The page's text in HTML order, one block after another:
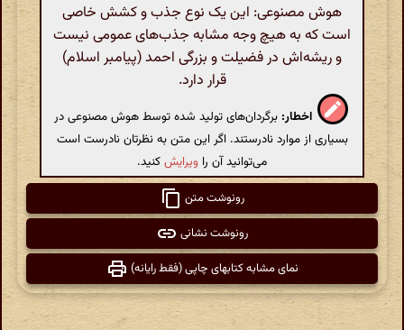
هوش مصنوعی: این یک نوع جذب و کشش خاصی
است که به هیچ وجه مشابه جذب‌های عمومی نیست
و ریشه‌اش در فضیلت و بزرگی احمد (پیامبر اسلام)
قرار دارد.
اخطار: برگردان‌های تولید شده توسط هوش مصنوعی در
بسیاری از موارد نادرستند. اگر این متن به نظرتان نادرست است
می‌توانید آن را ویرایشکنید.
رونوشت متن
رونوشت نشانی
نمای مشابه کتابهای چاپی (فقط رایانه)